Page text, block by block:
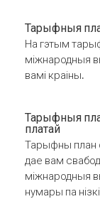
Тарыфныя
На гэтым
міжнародныя
вамі краіны.
Тарыфныя
платай
Тарыфны план
дае вам
міжнародныя
нумары па